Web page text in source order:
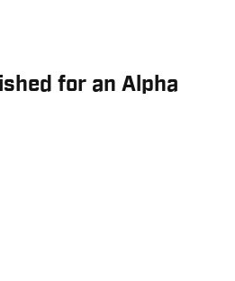
for an Alpha